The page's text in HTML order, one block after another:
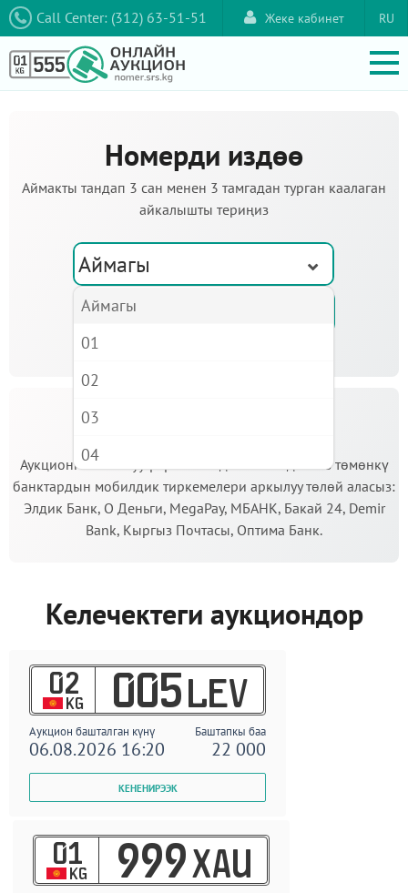
Call Center: (312) 63-51-51 RU
Жеке кабинет
Номерди издөө
Аймакты тандап 3 сан менен 3 тамгадан турган каалаган
айкалышты териңиз
Аймагы
Аукционго катышуу үчүн кепилдик салымды Сиз төмөнкү
банктардын мобилдик тиркемелери аркылуу төлөй аласыз:
Элдик Банк, О Деньги, MegaPay, МБАНК, Бакай 24, Demir
Bank, Кыргыз Почтасы, Оптима Банк.
Келечектеги аукциондор
02
KG 005 LEV
Аукцион башталган күнү Баштапкы баа
06.08.2026 16:20 22 000
01
KG 999 XAU
Аймагы
01
02
03
04
05
06